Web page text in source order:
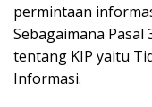
permintaan
Sebagaimana Pasal
tentang KIP yaitu
Informasi.